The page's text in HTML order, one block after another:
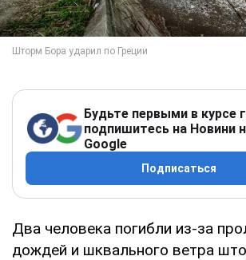
Будьте первыми в курсе
подпишитесь на Новини
Google
Подписаться
Два человека погибли из-за
дождей и шквального ветра